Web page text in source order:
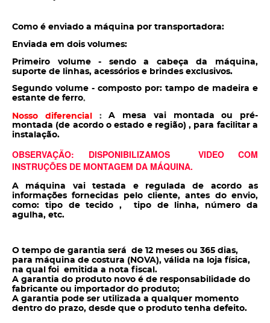
Como é enviado a máquina por transportadora:
Enviada em dois volumes:
Primeiro volume - sendo a cabeça da máquina,
suporte de linhas, acessórios e brindes exclusivos.
Segundo volume - composto por: tampo de madeira e
estante de ferro.
Nosso diferencial :A mesa vai montada ou pré-
montada (de acordo o estado e região) , para facilitar a
instalação.
OBSERVAÇÃO: DISPONIBILIZAMOS VIDEO COM
INSTRUÇÕES DE MONTAGEM DA MÁQUINA.
A máquina vai testada e regulada de acordo as
informações fornecidas pelo cliente, antes do envio,
como: tipo de tecido , tipo de linha, número da
agulha, etc.
O tempo de garantia será de 12 meses ou 365 dias,
para máquina de costura (NOVA), válida na loja física,
na qual foi emitida a nota fiscal.
A garantia do produto novo é de responsabilidade do
fabricante ou importador do produto;
A garantia pode ser utilizada a qualquer momento
dentro do prazo, desde que o produto tenha defeito.